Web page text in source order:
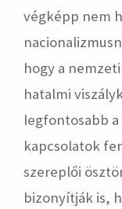
végképp nem
hogy a
hatalmi
legfontosabb
kapcsolatok
szereplői
bizonyítják is,